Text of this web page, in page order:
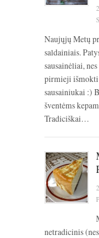
Naujųjų Metų
saldainiais.
sausainėliai,
pirmieji
sausainiukai :)
šventėms
Tradiciškai…
netradicinis